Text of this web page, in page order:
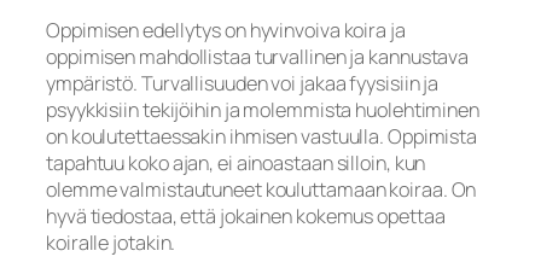
Oppimisen edellytys on hyvinvoiva koira ja
oppimisen mahdollistaa turvallinen ja kannustava
ympäristö. Turvallisuuden voi jakaa fyysisiin ja
psyykkisiin tekijöihin ja molemmista huolehtiminen
on koulutettaessakin ihmisen vastuulla. Oppimista
tapahtuu koko ajan, ei ainoastaan silloin, kun
olemme valmistautuneet kouluttamaan koiraa. On
hyvä tiedostaa, että jokainen kokemus opettaa
koiralle jotakin.